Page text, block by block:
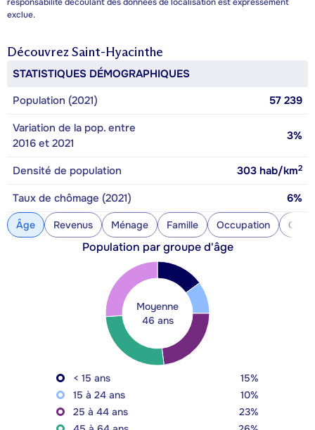
responsabilité découlant des données de localisation est expressément
exclue.
Découvrez Saint-Hyacinthe
STATISTIQUES DÉMOGRAPHIQUES
Population (2021)
57 239
Variation de la pop. entre
2016 et 2021
3%
Densité de population 303 hab/km2
Taux de chômage (2021) 6%
Âge Revenus Ménage Famille Occupation
Population par groupe d'âge
Moyenne
46 ans
< 15 ans
15%
15 à 24 ans
10%
25 à 44 ans
23%